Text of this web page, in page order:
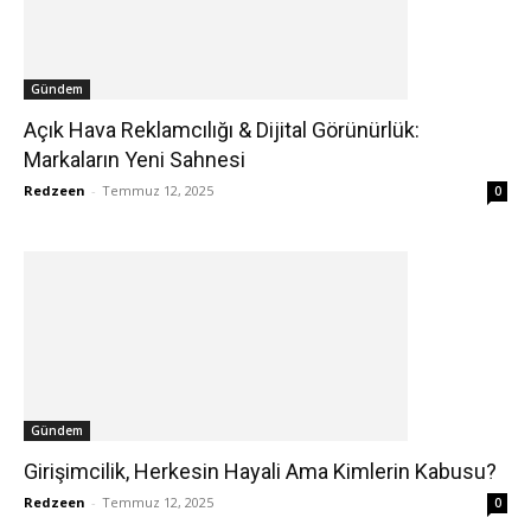
Gündem
Açık Hava Reklamcılığı & Dijital Görünürlük:
Markaların Yeni Sahnesi
Redzeen - Temmuz 12, 2025 0
Gündem
Girişimcilik, Herkesin Hayali Ama Kimlerin Kabusu?
Redzeen - Temmuz 12, 2025 0